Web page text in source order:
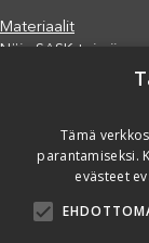
Materiaalit
Näin SASK toimii
Tietosuojaseloste
Eettiset periaatteet
Miten voit auttaa?
Lahjoita
Tämä
parantamiseksi.
evästeet